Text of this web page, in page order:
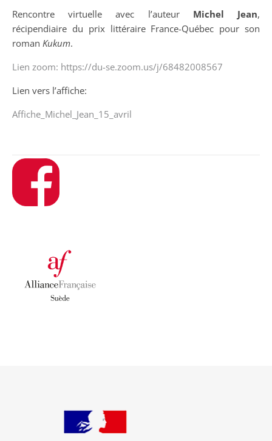
Rencontre virtuelle avec l’auteur Michel Jean,
récipendiaire du prix littéraire France-Québec pour son
roman Kukum.
Lien zoom: https://du-se.zoom.us/j/68482008567
Lien vers l’affiche:
Affiche_Michel_Jean_15_avril